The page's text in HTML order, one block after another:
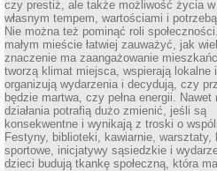
czy prestiż, ale także możliwość życia
własnym tempem, wartościami i
Nie można też pominąć roli
małym mieście łatwiej zauważyć, jak
znaczenie ma zaangażowanie
tworzą klimat miejsca, wspierają lokalne
organizują wydarzenia i decydują, czy
będzie martwa, czy pełna energii. Nawet
działania potrafią dużo zmienić, jeśli są
konsekwentne i wynikają z troski o
Festyny, biblioteki, kawiarnie, warsztaty,
sportowe, inicjatywy sąsiedzkie i
dzieci budują tkankę społeczną, która